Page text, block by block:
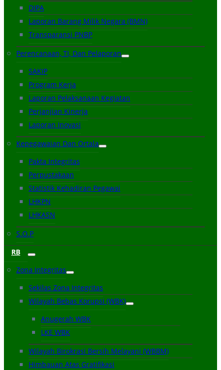
DIPA
Laporan Barang Milik Negara (BMN)
Transparansi PNBP
Perencanaan, TI, Dan Pelaporan
SAKIP
Program Kerja
Laporan Pelaksanaan Kegiatan
Perjanjian Kinerja
Laporan Inovasi
Kepegawaian Dan Ortala
Pakta Integritas
Perpustakaan
Statistik Kehadiran Pegawai
LHKPN
LHKASN
S.O.P
RB
Zona Integritas
Sekilas Zona Integritas
Wilayah Bebas Korupsi (WBK)
Anugerah WBK
LKE WBK
Wilayah Birokrasi Bersih Melayani (WBBM)
Himbauan Atas Gratifikasi